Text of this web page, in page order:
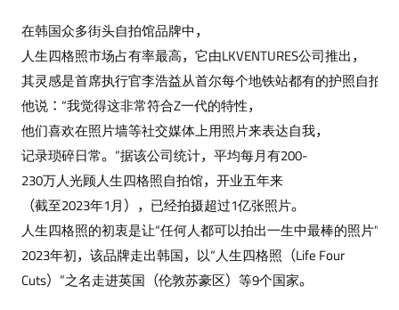
在韩国众多街头自拍馆品牌中，
人生四格照市场占有率最高，它由LKVENTURES公司推出，
其灵感是首席执行官李浩益从首尔每个地铁站都有的护照自拍
他说：“我觉得这非常符合Z一代的特性，
他们喜欢在照片墙等社交媒体上用照片来表达自我，
记录琐碎日常。”据该公司统计，平均每月有200-
230万人光顾人生四格照自拍馆，开业五年来
（截至2023年1月），已经拍摄超过1亿张照片。
人生四格照的初衷是让“任何人都可以拍出一生中最棒的照片”，
2023年初，该品牌走出韩国，以“人生四格照（Life Four
Cuts）”之名走进英国（伦敦苏豪区）等9个国家。